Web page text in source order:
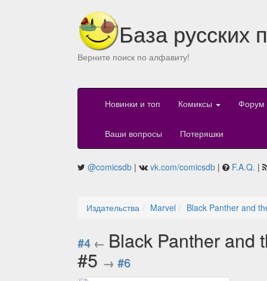
База русских
Верните поиск по алфавиту!
Новинки и топ Комиксы Форум
Ваши вопросы Потеряшки
@comicsdb | vk.com/comicsdb | F.A.Q. |
Издательства Marvel Black Panther and
#4 ← Black Panther and
#5 → #6